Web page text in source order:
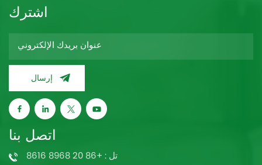
اشترك
إرسال
اتصل بنا
تل : +86 20 8968 8616